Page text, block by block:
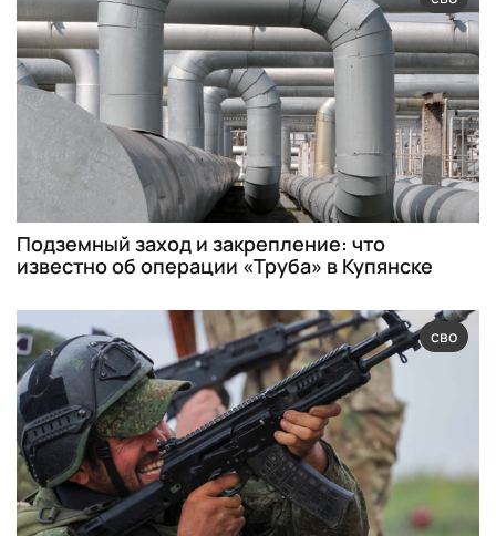
Подземный заход и закрепление: что
известно об операции «Труба» в Купянске
сво